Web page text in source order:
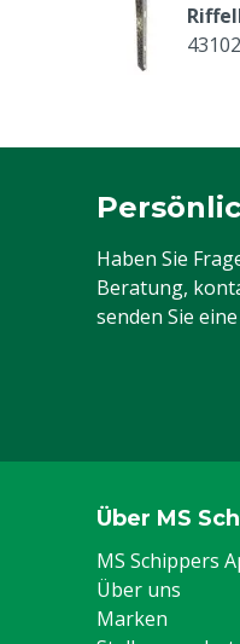
Haben Sie
Beratung,
senden Sie
Über MS
MS Schippers
Über uns
Marken